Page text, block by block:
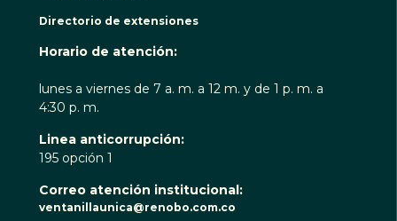
Directorio de extensiones
Horario de atención:
lunes a viernes de 7 a. m. a 12 m. y de 1 p. m. a
4:30 p. m.
Linea anticorrupción:
195 opción 1
Correo atención institucional:
ventanillaunica@renobo.com.co